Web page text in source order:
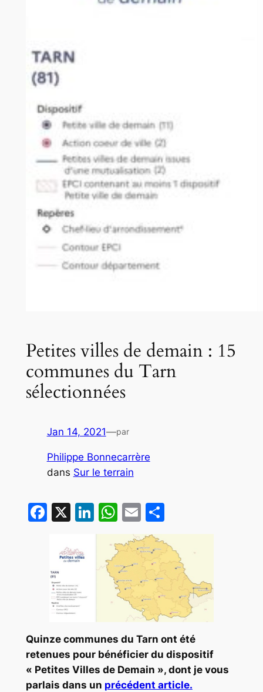
Petites villes de demain : 15
communes du Tarn
sélectionnées
Jan 14, 2021—par
Philippe Bonnecarrère
dans Sur le terrain
Facebook
X LinkedIn
WhatsApp
EmailPartager
Quinze communes du Tarn ont été
retenues pour bénéficier du dispositif
« Petites Villes de Demain », dont je vous
parlais dans un précédent article.